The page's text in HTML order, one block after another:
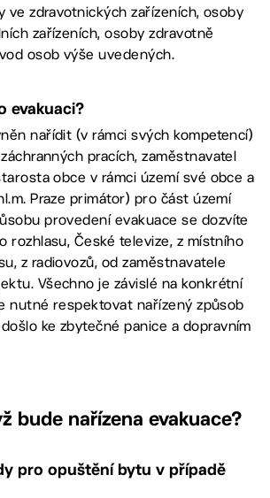
ve zdravotnických zařízeních, osoby
zařízeních, osoby zdravotně
osob výše uvedených.
evakuaci?
nařídit (v rámci svých kompetencí)
pracích, zaměstnavatel
obce v rámci území své obce a
Praze primátor) pro část území
provedení evakuace se dozvíte
rozhlasu, České televize, z místního
z radiovozů, od zaměstnavatele
Všechno je závislé na konkrétní
nutné respektovat nařízený způsob
ke zbytečné panice a dopravním
bude nařízena evakuace?
pro opuštění bytu v případě